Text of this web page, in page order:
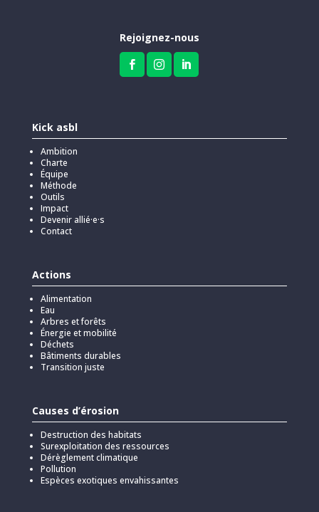
Rejoignez-nous
  
Kick asbl
Ambition
Charte
Équipe
Méthode
Outils
Impact
Devenir allié·e·s
Contact
Actions
Alimentation
Eau
Arbres et forêts
Énergie et mobilité
Déchets
Bâtiments durables
Transition juste
Causes d’érosion
Destruction des habitats
Surexploitation des ressources
Dérèglement climatique
Pollution
Espèces exotiques envahissantes